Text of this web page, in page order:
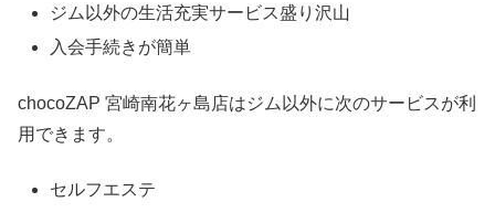
ジム以外の生活充実サービス盛り沢山
入会手続きが簡単
chocoZAP 宮崎南花ヶ島店はジム以外に次のサービスが利
用できます。
セルフエステ